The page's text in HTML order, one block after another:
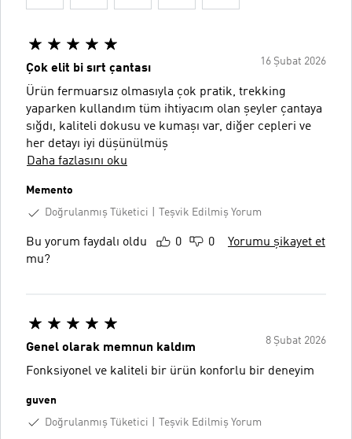
16 Şubat 2026
Çok elit bi sırt çantası
Ürün fermuarsız olmasıyla çok pratik, trekking
yaparken kullandım tüm ihtiyacım olan şeyler çantaya
sığdı, kaliteli dokusu ve kumaşı var, diğer cepleri ve
her detayı iyi düşünülmüş
Daha fazlasını oku
Memento
Doğrulanmış Tüketici
Teşvik Edilmiş Yorum
Bu yorum faydalı oldu
mu?
0 0 Yorumu şikayet et
8 Şubat 2026
Genel olarak memnun kaldım
Fonksiyonel ve kaliteli bir ürün konforlu bir deneyim
guven
Doğrulanmış Tüketici
Teşvik Edilmiş Yorum